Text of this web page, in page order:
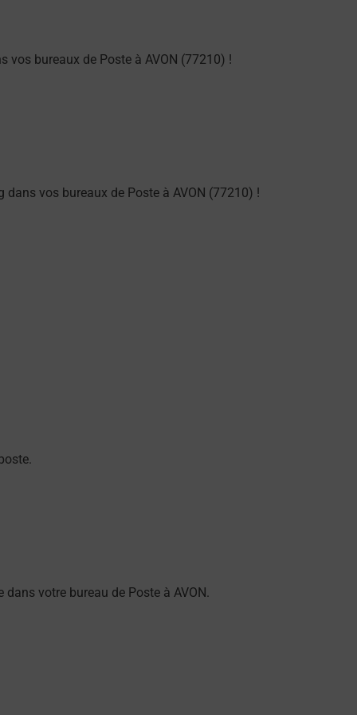
vos bureaux de Poste à AVON (77210) !
vos bureaux de Poste à AVON (77210) !
votre bureau de Poste à AVON.